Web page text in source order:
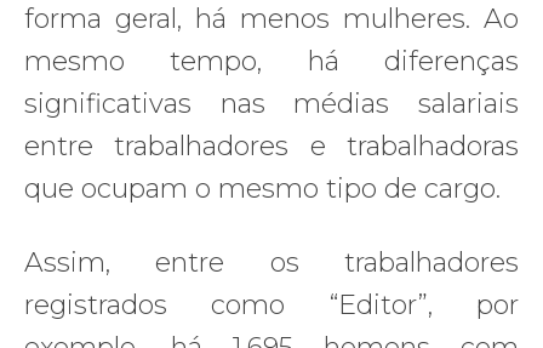
forma geral, há menos mulheres. Ao
mesmo tempo, há diferenças
significativas nas médias salariais
entre trabalhadores e trabalhadoras
que ocupam o mesmo tipo de cargo.
Assim, entre os trabalhadores
registrados como “Editor”, por